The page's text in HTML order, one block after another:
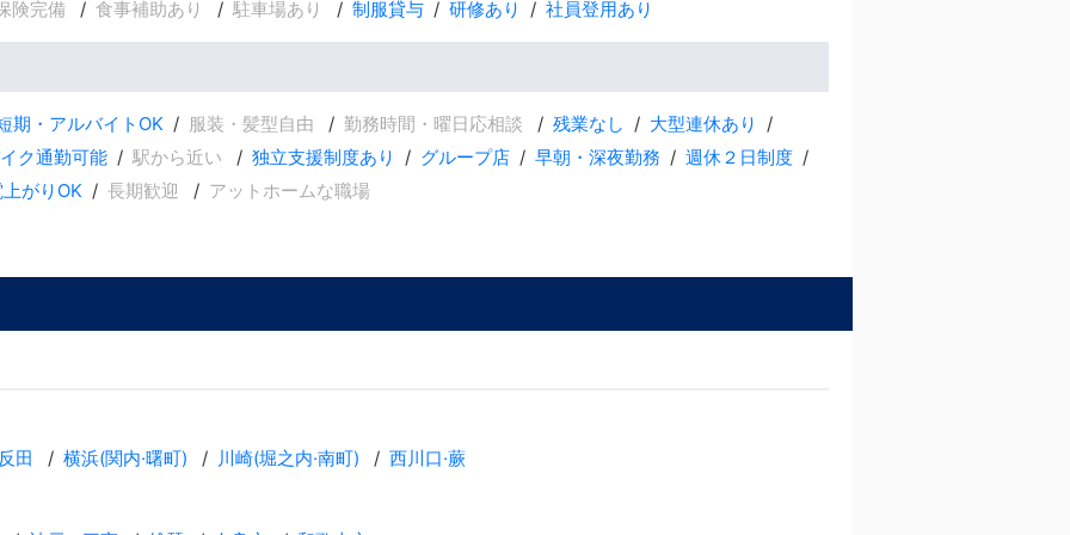
険完備 食事補助あり 駐車場あり 制服貸与 研修あり 社員登用あり
期・アルバイトOK 服装・髪型自由 勤務時間・曜日応相談 残業なし
大型連休あり
ク通勤可能
駅から近い 独立支援制度あり グループ店 早朝・深夜勤務
週休２日制度
がりOK
長期歓迎 アットホームな職場
田 横浜(関内·曙町) 川崎(堀之内·南町) 西川口·蕨